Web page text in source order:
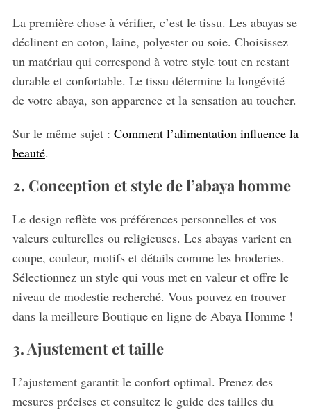
La première chose à vérifier, c’est le tissu. Les abayas se
déclinent en coton, laine, polyester ou soie. Choisissez
un matériau qui correspond à votre style tout en restant
durable et confortable. Le tissu détermine la longévité
de votre abaya, son apparence et la sensation au toucher.
Sur le même sujet : Comment l’alimentation influence la
beauté.
2. Conception et style de l’abaya homme
Le design reflète vos préférences personnelles et vos
valeurs culturelles ou religieuses. Les abayas varient en
coupe, couleur, motifs et détails comme les broderies.
Sélectionnez un style qui vous met en valeur et offre le
niveau de modestie recherché. Vous pouvez en trouver
dans la meilleure Boutique en ligne de Abaya Homme !
3. Ajustement et taille
L’ajustement garantit le confort optimal. Prenez des
mesures précises et consultez le guide des tailles du